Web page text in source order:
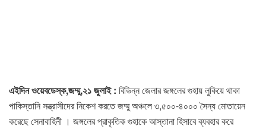
এইদিন ওয়েবডেস্ক,জম্মু,২১ জুলাই : বিভিন্ন জেলার জঙ্গলের গুহায় লুকিয়ে থাকা
পাকিস্তানি সন্ত্রাসীদের নিকেশ করতে জম্মু অঞ্চলে ৩,৫০০-৪০০০ সৈন্য মোতায়েন
করেছে সেনাবাহিনী । জঙ্গলের প্রাকৃতিক গুহাকে আস্তানা হিসাবে ব্যবহার করে